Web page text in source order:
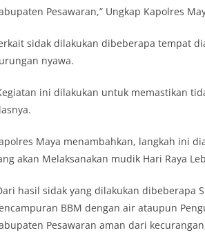
Pesawaran,” Ungkap Kapolres
sidak dilakukan dibeberapa tempat
nyawa.
ini dilakukan untuk memastikan
Maya menambahkan, langkah ini
akan Melaksanakan mudik Hari Raya
hasil sidak yang dilakukan dibeberapa
BBM dengan air ataupun
Pesawaran aman dari